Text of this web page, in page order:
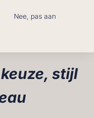
complete ervaring:
stijl
Nee, pas aan